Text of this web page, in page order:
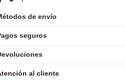
de envío
seguros
al cliente